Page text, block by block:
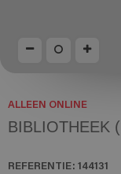
ALLEEN ONLINE
BIBLIOTHEEK
REFERENTIE: 144131